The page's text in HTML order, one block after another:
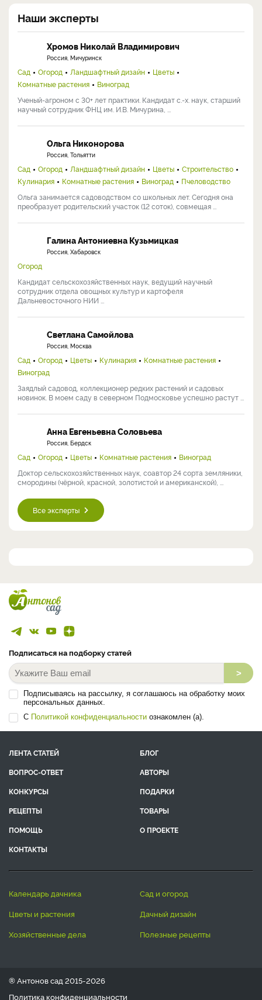
Наши эксперты
Хромов Николай Владимирович
Россия, Мичуринск
Сад Огород Ландшафтный дизайн
Цветы
Комнатные растения
Виноград
Ученый-агроном с 30+ лет практики. Кандидат с.-х. наук, старший
научный сотрудник ФНЦ им. И.В. Мичурина, ...
Ольга Никонорова
Россия, Тольятти
Сад Огород Ландшафтный дизайн Цветы
Строительство
Кулинария
Комнатные растения Виноград
Пчеловодство
Ольга занимается садоводством со школьных лет. Сегодня она
преобразует родительский участок (12 соток), совмещая ...
Галина Антониевна Кузьмицкая
Россия, Хабаровск
Огород
Кандидат сельскохозяйственных наук, ведущий научный
сотрудник отдела овощных культур и картофеля
Дальневосточного НИИ ...
Светлана Самойлова
Россия, Москва
Сад Огород Цветы Кулинария
Комнатные растения
Виноград
Заядлый садовод, коллекционер редких растений и садовых
новинок. В моем саду в северном Подмосковье успешно растут ...
Анна Евгеньевна Соловьева
Россия, Бердск
Сад Огород Цветы Комнатные растения
Виноград
Доктор сельскохозяйственных наук, соавтор 24 сорта земляники,
смородины (чёрной, красной, золотистой и американской), ...
Все эксперты
Подписаться на подборку статей
>
Подписываясь на рассылку, я соглашаюсь на обработку моих
персональных данных.
С Политикой конфиденциальности ознакомлен (а).
ЛЕНТА СТАТЕЙ
БЛОГ
ВОПРОС-ОТВЕТ
АВТОРЫ
КОНКУРСЫ
ПОДАРКИ
РЕЦЕПТЫ
ТОВАРЫ
ПОМОЩЬ
О ПРОЕКТЕ
КОНТАКТЫ
календарь дачника
сад и огород
цветы и растения
дачный дизайн
хозяйственные дела
полезные рецепты
® Антонов сад 2015-2026
Политика конфиденциальности